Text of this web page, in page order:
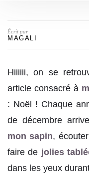
Écrit par
MAGALI
Hiiiiii, on se
article consacré à
: Noël ! Chaque
de décembre
mon sapin,
faire de jolies
dans les yeux